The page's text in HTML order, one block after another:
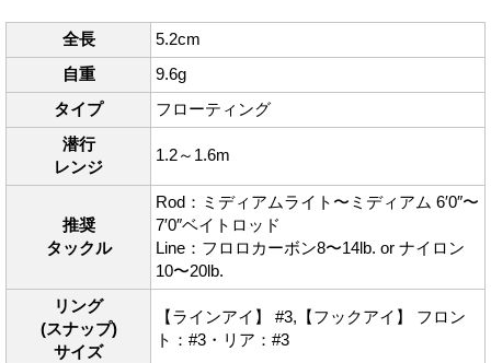
全長
5.2cm
自重
9.6g
タイプ
フローティング
潜行
レンジ
1.2～1.6m
推奨
タックル
Rod：ミディアムライト〜ミディアム 6′0″〜
7′0″ベイトロッド
Line：フロロカーボン8〜14lb. or ナイロン
10〜20lb.
リング
(スナップ)
サイズ
【ラインアイ】 #3,【フックアイ】 フロン
ト：#3・リア：#3